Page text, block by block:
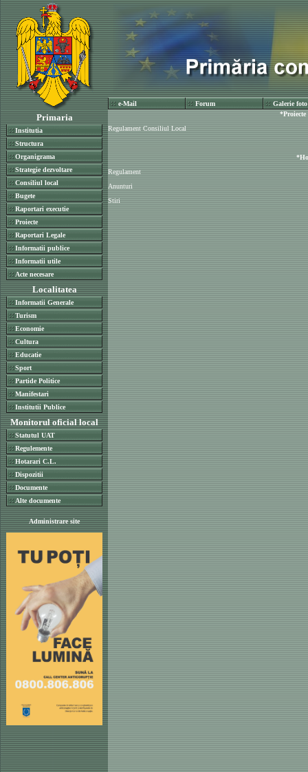
e-Mail Forum Galerie foto
Primaria
Institutia
Structura
Organigrama
Strategie dezvoltare
Consiliul local
Bugete
Raportari executie
Proiecte
Raportari Legale
Informatii publice
Informatii utile
Acte necesare
Localitatea
Informatii Generale
Turism
Economie
Cultura
Educatie
Sport
Partide Politice
Manifestari
Institutii Publice
Monitorul oficial local
Statutul UAT
Regulemente
Hotarari C.L.
Dispozitii
Documente
Alte documente
Administrare site
Regulament Consiliul Local
Regulament
Anunturi
Stiri